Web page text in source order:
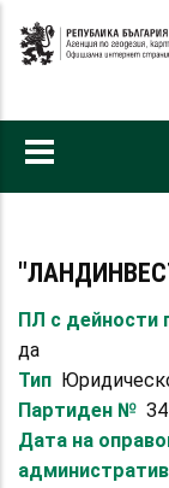
към
ПЛ с дейности
да
Тип
Партиден №
Дата на